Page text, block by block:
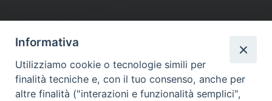
DIOCESI SUBURBICARIA DI ALBANO
Contatti:Tel.: 06.93268401 - Fax.: 06.9323844
E-mail:curia@diocesidialbano.it
Informativa
Utilizziamo cookie o tecnologie simili per
finalità tecniche e, con il tuo consenso, anche per
altre finalità ("interazioni e funzionalità semplici",